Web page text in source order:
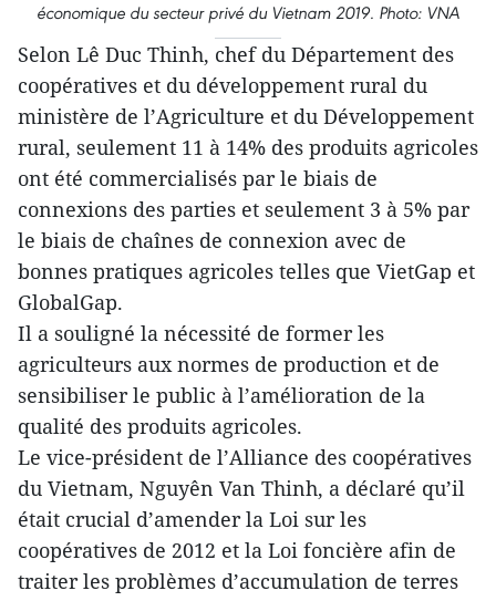
économique du secteur privé du Vietnam 2019. Photo: VNA
Selon Lê Duc Thinh, chef du Département des
coopératives et du développement rural du
ministère de l’Agriculture et du Développement
rural, seulement 11 à 14% des produits agricoles
ont été commercialisés par le biais de
connexions des parties et seulement 3 à 5% par
le biais de chaînes de connexion avec de
bonnes pratiques agricoles telles que VietGap et
GlobalGap.
Il a souligné la nécessité de former les
agriculteurs aux normes de production et de
sensibiliser le public à l’amélioration de la
qualité des produits agricoles.
Le vice-président de l’Alliance des coopératives
du Vietnam, Nguyên Van Thinh, a déclaré qu’il
était crucial d’amender la Loi sur les
coopératives de 2012 et la Loi foncière afin de
traiter les problèmes d’accumulation de terres